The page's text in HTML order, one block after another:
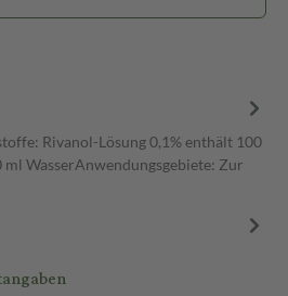
Rivanol-Lösung 0,1% enthält 100
WasserAnwendungsgebiete: Zur